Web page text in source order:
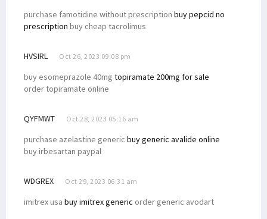
purchase famotidine without prescription buy pepcid no
prescription buy cheap tacrolimus
HVSIRL Oct 26, 2023 09:08 pm
buy esomeprazole 40mg topiramate 200mg for sale
order topiramate online
QYFMWT Oct 28, 2023 05:16 am
purchase azelastine generic buy generic avalide online
buy irbesartan paypal
WDGREX Oct 29, 2023 06:31 am
imitrex usa buy imitrex generic order generic avodart